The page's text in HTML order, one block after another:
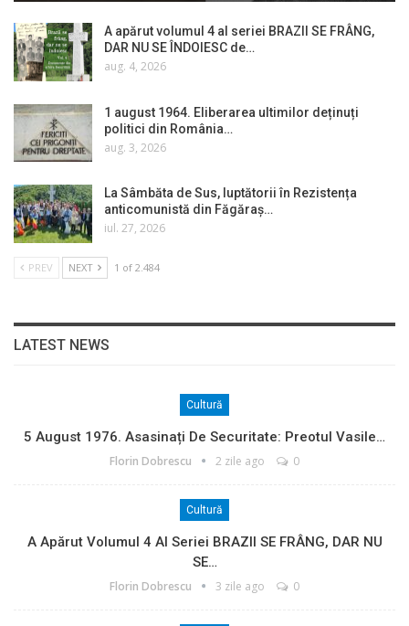
A apărut volumul 4 al seriei BRAZII SE FRÂNG,
DAR NU SE ÎNDOIESC de…
aug. 4, 2026
1 august 1964. Eliberarea ultimilor deținuți
politici din România…
aug. 3, 2026
La Sâmbăta de Sus, luptătorii în Rezistența
anticomunistă din Făgăraș…
iul. 27, 2026
PREV NEXT 1 of 2.484
LATEST NEWS
Cultură
5 August 1976. Asasinați De Securitate: Preotul Vasile…
Florin Dobrescu 2 zile ago 0
Cultură
A Apărut Volumul 4 Al Seriei BRAZII SE FRÂNG, DAR NU
SE…
Florin Dobrescu 3 zile ago 0